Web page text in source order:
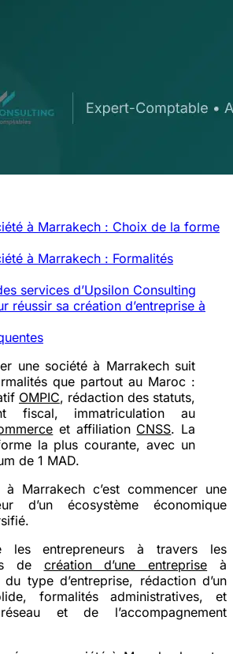
à Marrakech : Choix de la forme
à Marrakech : Formalités
services d’Upsilon Consulting
réussir sa création d’entreprise à
une société à Marrakech suit
que partout au Maroc :
OMPIC, rédaction des statuts,
fiscal, immatriculation au
et affiliation CNSS. La
la plus courante, avec un
de 1 MAD.
Marrakech c’est commencer une
d’un écosystème économique
les entrepreneurs à travers les
de création d’une entreprise à
type d’entreprise, rédaction d’un
formalités administratives, et
et de l’accompagnement